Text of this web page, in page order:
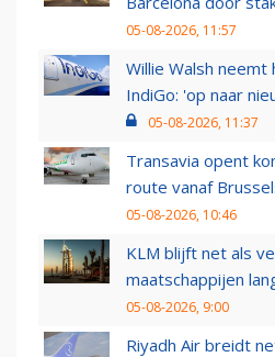
05-08-2026, 11:57
Willie Walsh
IndiGo: 'op naar
05-08-2026, 11:37
Transavia opent
route vanaf
05-08-2026, 10:46
KLM blijft net als
maatschappijen
05-08-2026, 9:00
Riyadh Air breidt